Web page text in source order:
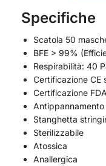
Specifiche
Scatola 50
BFE > 99%
Respirabilità: 40
Certificazione CE
Certificazione
Antippannamento
Stanghetta
Sterilizzabile
Atossica
Anallergica